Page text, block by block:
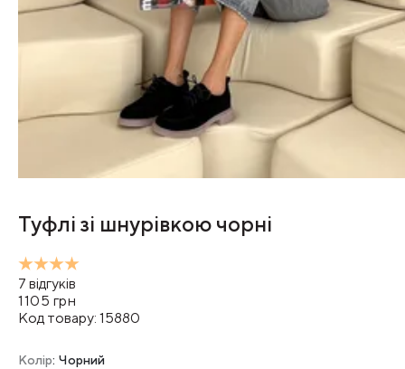
Туфлі зі шнурівкою чорні
7 відгуків
1105 грн
Код товару: 15880
Колір: Чорний